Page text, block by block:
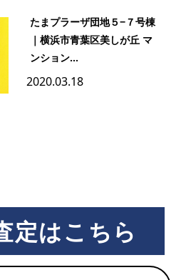
たまプラーザ団地５−７号棟
｜横浜市青葉区美しが丘 マ
ンション...
2020.03.18
定はこちら